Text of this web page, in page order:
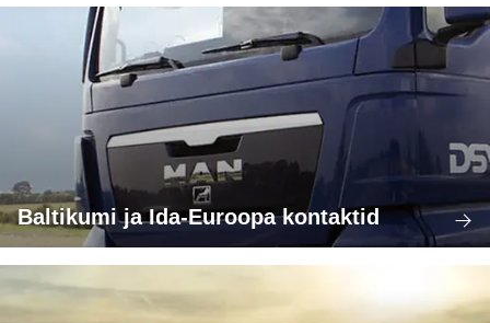
Baltikumi ja Ida-Euroopa kontaktid